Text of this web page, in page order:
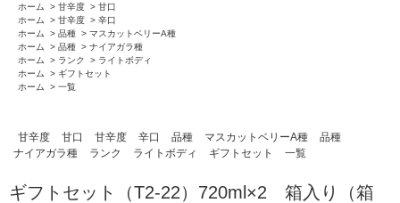
ホーム
> 甘辛度 > 甘口
ホーム
> 甘辛度 > 辛口
ホーム
> 品種 > マスカットベリーA種
ホーム
> 品種 > ナイアガラ種
ホーム
> ランク > ライトボディ
ホーム
> ギフトセット
ホーム
> 一覧
甘辛度 甘口 甘辛度 辛口 品種 マスカットベリーA種
品種
ナイアガラ種
ランク ライトボディ ギフトセット 一覧
ギフトセット（T2-22）720ml×2 箱入り（箱